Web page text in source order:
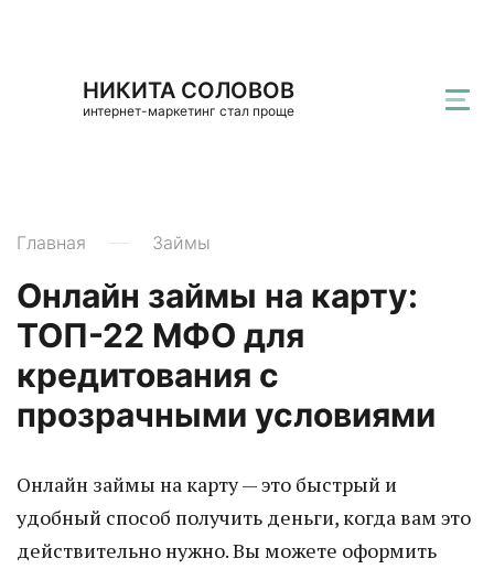
НИКИТА СОЛОВОВ
интернет-маркетинг стал проще
Главная Займы
Онлайн займы на карту:
ТОП-22 МФО для
кредитования с
прозрачными условиями
Онлайн займы на карту — это быстрый и
удобный способ получить деньги, когда вам это
действительно нужно. Вы можете оформить